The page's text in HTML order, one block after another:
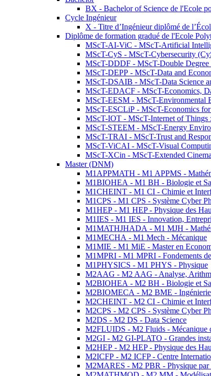
BX - Bachelor of Science de l'Ecole
Cycle Ingénieur
X - Titre d’Ingénieur diplômé de
Diplôme de formation gradué de l'Ecole
MScT-AI-ViC - MScT-Artificial
MScT-CyS - MScT-Cybersecurity
MScT-DDDF - MScT-Double
MScT-DEPP - MScT-Data and
MScT-DSAIB - MScT-Data Science
MScT-EDACF - MScT-Economics,
MScT-EESM - MScT-Environmental
MScT-ESCLiP - MScT-Economics
MScT-IOT - MScT-Internet of Things
MScT-STEEM - MScT-Energy
MScT-TRAI - MScT-Trust and
MScT-ViCAI - MScT-Visual
MScT-XCin - MScT-Extended
Master (DNM)
M1APPMATH - M1 APPMS -
M1BIOHEA - M1 BH - Biologie et
M1CHEINT - M1 CI - Chimie et
M1CPS - M1 CPS - Système Cyber
M1HEP - M1 HEP - Physique des
M1IES - M1 IES - Innovation,
M1MATHJHADA - M1 MJH -
M1MECHA - M1 Mech - Mécanique
M1MIE - M1 MiE - Master en
M1MPRI - M1 MPRI - Fondements
M1PHYSICS - M1 PHYS - Physique
M2AAG - M2 AAG - Analyse,
M2BIOHEA - M2 BH - Biologie et
M2BIOMECA - M2 BME -
M2CHEINT - M2 CI - Chimie et
M2CPS - M2 CPS - Système Cyber
M2DS - M2 DS - Data Science
M2FLUIDS - M2 Fluids - Mécanique
M2GI - M2 GI-PLATO - Grandes
M2HEP - M2 HEP - Physique des
M2ICFP - M2 ICFP - Centre
M2MARES - M2 PBR - Physique par